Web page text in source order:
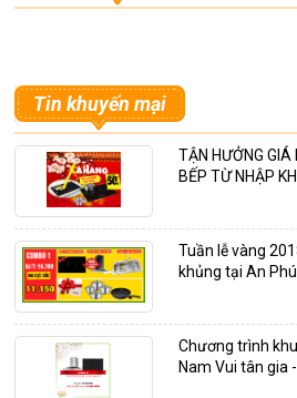
Tin khuyến mại
TẬN HƯỞNG
BẾP TỪ NHẬP
Tuần lễ vàng
khủng tại An
Chương trình
Nam Vui tân gia